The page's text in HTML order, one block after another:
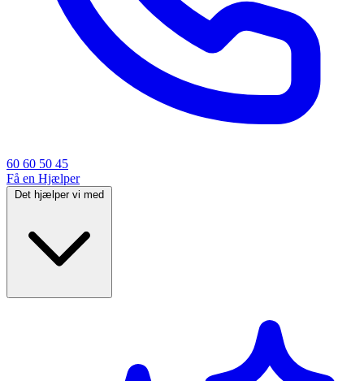
60 60 50 45
Få en Hjælper
Det hjælper vi med